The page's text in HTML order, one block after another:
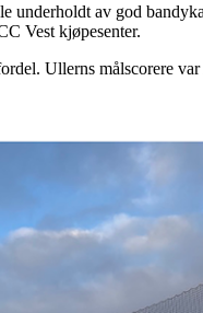
underholdt av god
Vest kjøpesenter.
Ullerns målscorere